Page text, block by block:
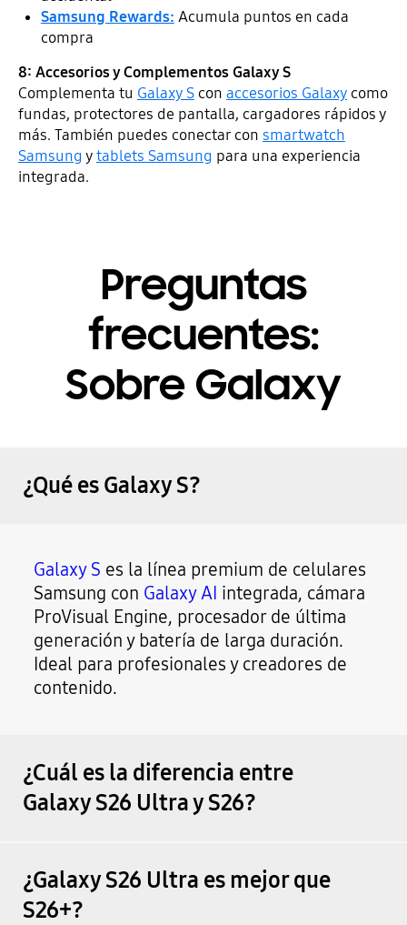
Samsung Rewards: Acumula puntos en cada
compra
8: Accesorios y Complementos Galaxy S
Complementa tu Galaxy Scon accesorios Galaxycomo
fundas, protectores de pantalla, cargadores rápidos y
más. También puedes conectar con smartwatch
Samsung ytablets Samsung para una experiencia
integrada.
Preguntas
frecuentes:
Sobre Galaxy
¿Qué es Galaxy S?
Galaxy S es la línea premium de celulares
Samsung con Galaxy AI integrada, cámara
ProVisual Engine, procesador de última
generación y batería de larga duración.
Ideal para profesionales y creadores de
contenido.
¿Cuál es la diferencia entre
Galaxy S26 Ultra y S26?
¿Galaxy S26 Ultra es mejor que
S26+?